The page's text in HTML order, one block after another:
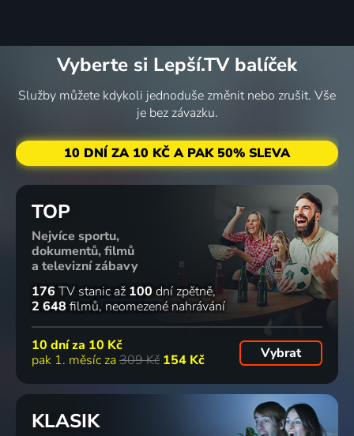
Vyberte si Lepší.TV balíček
Služby můžete kdykoli jednoduše změnit nebo zrušit. Vše
je bez závazku.
10 DNÍ ZA 10 KČ A PAK 50% SLEVA
TOP
Nejvíce sportu,
dokumentů, filmů
a televizní zábavy
176 TV stanic až 100 dní zpětně
2 648 filmů neomezené nahrávání
10 dní za 10 Kč
pak 1. měsíc za 309 Kč 154 Kč Vybrat
KLASIK